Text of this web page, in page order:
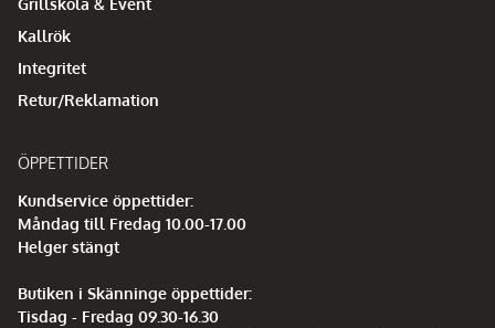
Grillskola & Event
Kallrök
Integritet
Retur/Reklamation
ÖPPETTIDER
Kundservice öppettider:
Måndag till Fredag 10.00-17.00
Helger stängt
Butiken i Skänninge öppettider:
Tisdag - Fredag 09.30-16.30